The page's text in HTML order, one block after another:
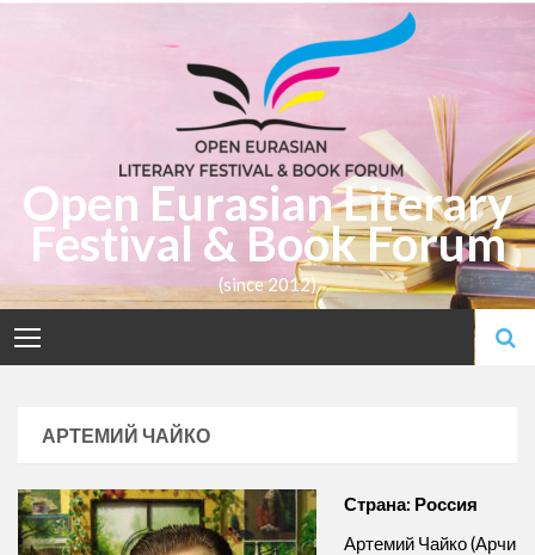
Open Eurasian Literary
Festival & Book Forum
(since 2012)
АРТЕМИЙ ЧАЙКО
Страна: Россия
Артемий Чайко (Арчи